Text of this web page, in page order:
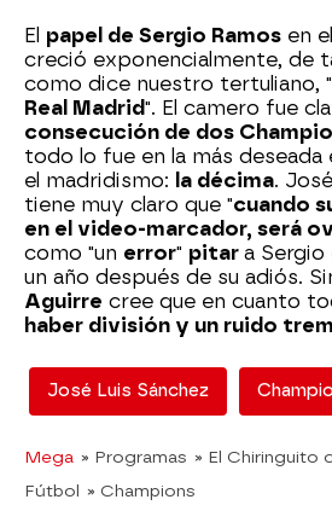
El papel de Sergio Ramos en
creció exponencialmente, de
como dice nuestro tertuliano, "
Real Madrid". El camero fue
consecución de dos
todo lo fue en la más
el madridismo: la décima.
tiene muy claro que "cuando
en el video-marcador, será
como "un error" pitar a Sergio
un año después de su adiós.
Aguirre cree que en cuanto
haber división y un ruido
José Luis Sánchez
Mega » Programas » El Chiringuito
Fútbol » Champions